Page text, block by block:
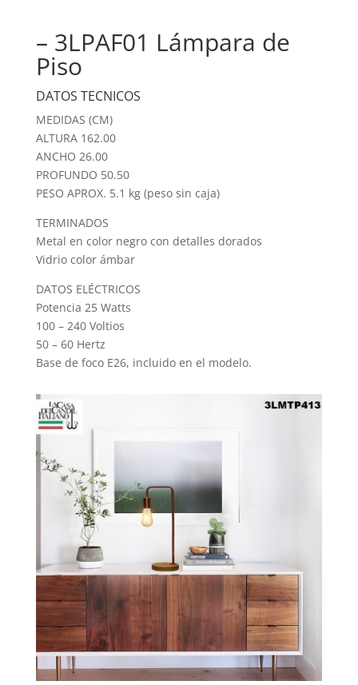
– 3LPAF01 Lámpara de
Piso
DATOS TECNICOS
MEDIDAS (CM)
ALTURA 162.00
ANCHO 26.00
PROFUNDO 50.50
PESO APROX. 5.1 kg (peso sin caja)
TERMINADOS
Metal en color negro con detalles dorados
Vidrio color ámbar
DATOS ELÉCTRICOS
Potencia 25 Watts
100 – 240 Voltios
50 – 60 Hertz
Base de foco E26, incluido en el modelo.